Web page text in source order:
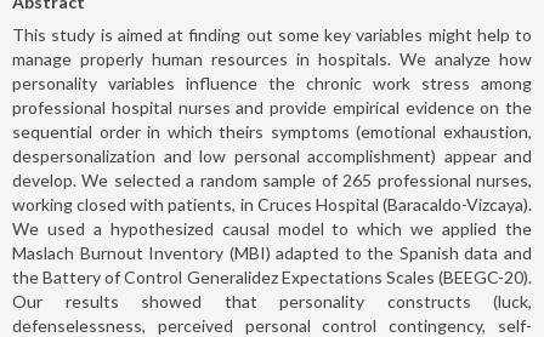
This study is aimed at finding out some key variables might help to
manage properly human resources in hospitals. We analyze how
personality variables influence the chronic work stress among
professional hospital nurses and provide empirical evidence on the
sequential order in which theirs symptoms (emotional exhaustion,
despersonalization and low personal accomplishment) appear and
develop. We selected a random sample of 265 professional nurses,
working closed with patients, in Cruces Hospital (Baracaldo-Vizcaya).
We used a hypothesized causal model to which we applied the
Maslach Burnout Inventory (MBI) adapted to the Spanish data and
the Battery of Control Generalidez Expectations Scales (BEEGC-20).
Our results showed that personality constructs (luck,
defenselessness, perceived personal control contingency, self-